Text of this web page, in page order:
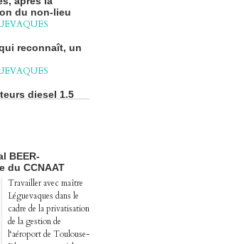
reconnaît, un
diesel 1.5
plainte contre
ouverte
BEER-
du CCNAAT
Travailler avec maître
Léguevaques dans le
cadre de la privatisation
de la gestion de
l‘aéroport de Toulouse-